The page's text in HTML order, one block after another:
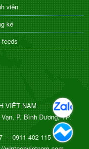
viên
kê
feeds
VIỆT NAM
P. Bình Dương, TP.
- 0911 402 115